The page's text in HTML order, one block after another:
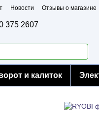
Новости Отзывы о магазине
375 2607
и калиток